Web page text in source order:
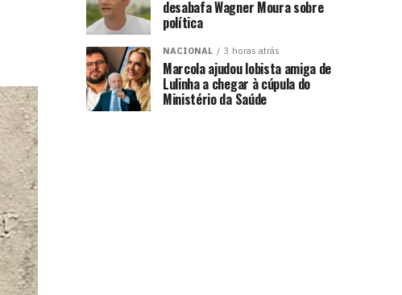
desabafa Wagner Moura sobre
política
NACIONAL 3 horas atrás
Marcola ajudou lobista amiga de
Lulinha a chegar à cúpula do
Ministério da Saúde